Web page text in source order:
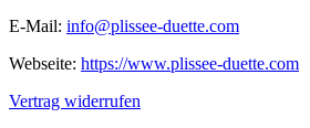
E-Mail: info@plissee-duette.com
Webseite: https://www.plissee-duette.com
Vertrag widerrufen